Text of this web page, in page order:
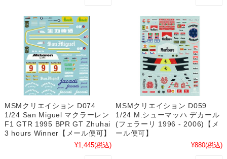
MSMクリエイション D074
1/24 San Miguel マクラーレン
F1 GTR 1995 BPR GT Zhuhai
3 hours Winner【メール便可】
¥1,445(税込)
MSMクリエイション D059
1/24 M.シューマッハ デカール
(フェラーリ 1996 - 2006)【メ
ール便可】
¥880(税込)